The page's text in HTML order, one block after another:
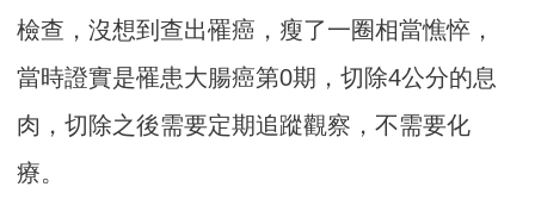
檢查，沒想到查出罹癌，瘦了一圈相當憔悴，
當時證實是罹患大腸癌第0期，切除4公分的息
肉，切除之後需要定期追蹤觀察，不需要化
療。